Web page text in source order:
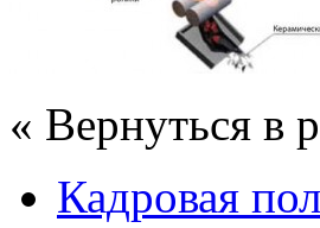
« Вернуться в
Кадровая